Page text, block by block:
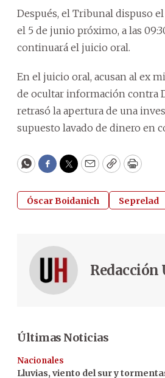
Después, el Tribunal dispuso
el 5 de junio próximo, a las
continuará el juicio oral.
En el juicio oral, acusan al ex
de ocultar información contra
retrasó la apertura de una
supuesto lavado de dinero en
WhatsApp
Facebook
Twitter
EmailCopyPrint
Óscar Boidanich Seprelad
Redacción
Últimas Noticias
Nacionales
Lluvias, viento del sur y